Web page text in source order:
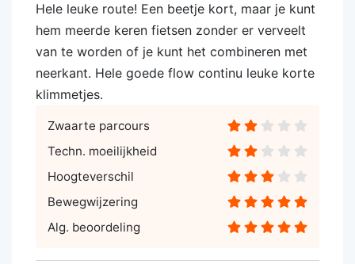
Hele leuke route! Een beetje kort, maar je kunt
hem meerde keren fietsen zonder er verveelt
van te worden of je kunt het combineren met
neerkant. Hele goede flow continu leuke korte
klimmetjes.
Zwaarte parcours
Techn. moeilijkheid
Hoogteverschil
Bewegwijzering
Alg. beoordeling